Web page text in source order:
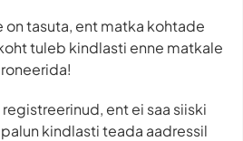
on tasuta, ent matka kohtade
tuleb kindlasti enne matkale
ent ei saa siiski
kindlasti teada aadressil